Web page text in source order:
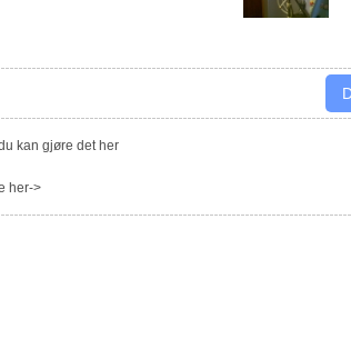
kan gjøre det her
her->